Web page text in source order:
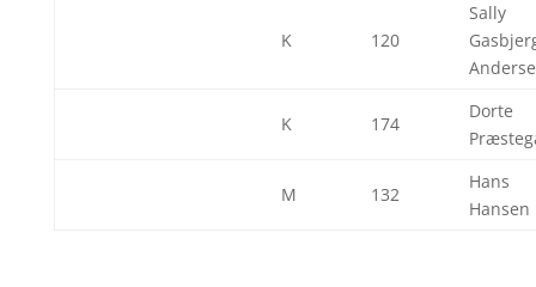
K 120
Sally
K 174
Dorte
M 132
Hans
Hansen